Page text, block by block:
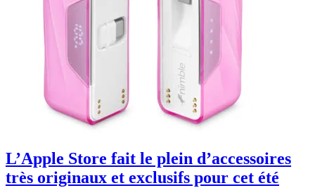
L’Apple Store fait le plein d’accessoires
très originaux et exclusifs pour cet été